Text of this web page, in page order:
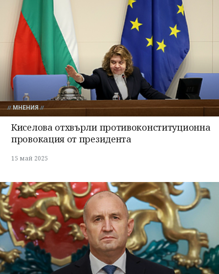
МНЕНИЯ
Киселова отхвърли противоконституционна
провокация от президента
15 май 2025